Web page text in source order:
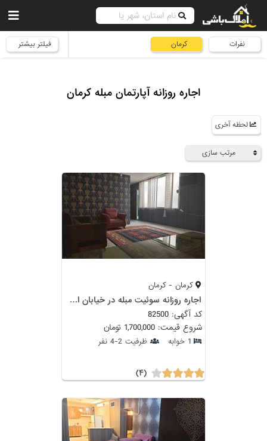
نفرات کرمان فیلتر بیشتر
اجاره روزانه آپارتمان مبله کرمان
لحظه آخری
مرتب سازی
کرمان - کرمان
اجاره روزانه سوئیت مبله در خیابان استقلال
کد آگهی: 82500
شروع قیمت: 1,700,000 تومان
1 خوابه ظرفیت 2-4 نفر
(۴)